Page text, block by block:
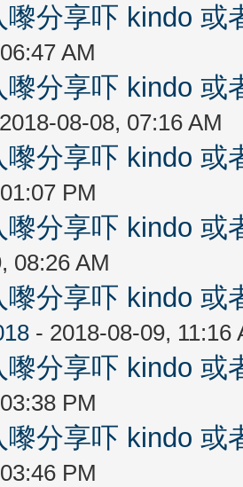
嚟分享吓 kindo 或
AM
嚟分享吓 kindo 或
08-08, 07:16 AM
嚟分享吓 kindo 或
PM
嚟分享吓 kindo 或
08:26 AM
嚟分享吓 kindo 或
- 2018-08-09, 11:16
嚟分享吓 kindo 或
PM
嚟分享吓 kindo 或
PM